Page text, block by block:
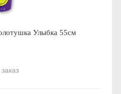
Улыбка 55см